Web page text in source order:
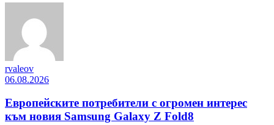
rvaleov
06.08.2026
Европейските потребители с огромен интерес
към новия Samsung Galaxy Z Fold8